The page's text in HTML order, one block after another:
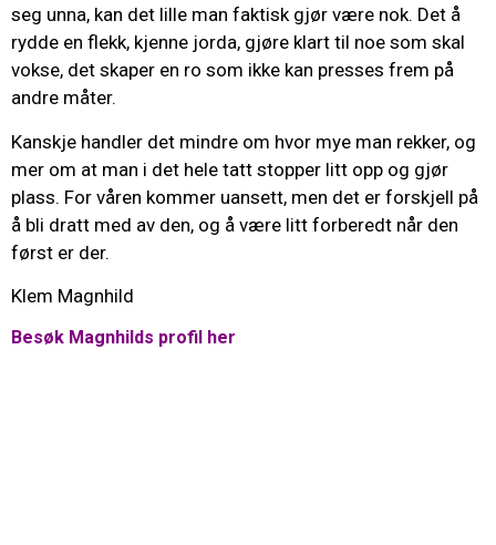
seg unna, kan det lille man faktisk gjør være nok. Det å
rydde en flekk, kjenne jorda, gjøre klart til noe som skal
vokse, det skaper en ro som ikke kan presses frem på
andre måter.
Kanskje handler det mindre om hvor mye man rekker, og
mer om at man i det hele tatt stopper litt opp og gjør
plass. For våren kommer uansett, men det er forskjell på
å bli dratt med av den, og å være litt forberedt når den
først er der.
Klem Magnhild
Besøk Magnhilds profil her